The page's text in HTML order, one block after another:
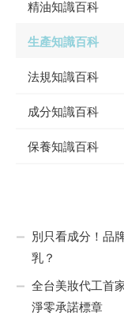
精油知識百科
生產知識百科
法規知識百科
成分知識百科
保養知識百科
別只看成分！品
乳？
全台美妝代工首
淨零承諾標章